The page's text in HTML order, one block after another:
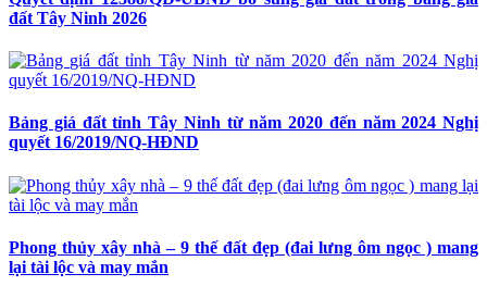
đất Tây Ninh 2026
Bảng giá đất tỉnh Tây Ninh từ năm 2020 đến năm 2024 Nghị
quyết 16/2019/NQ-HĐND
Phong thủy xây nhà – 9 thế đất đẹp (đai lưng ôm ngọc ) mang
lại tài lộc và may mắn